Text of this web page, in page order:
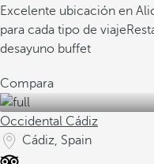
Excelente ubicación en
para cada tipo de viaje
desayuno buffet
Compara
Occidental Cádiz
Cádiz, Spain